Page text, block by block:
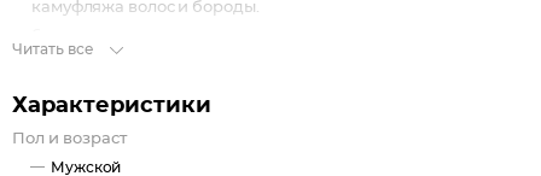
камуфляжа волос и бороды.
Смывается в исходный оттенок.
Не содержит Аммиак.
Читать все
Характеристики
Пол и возраст
Мужской